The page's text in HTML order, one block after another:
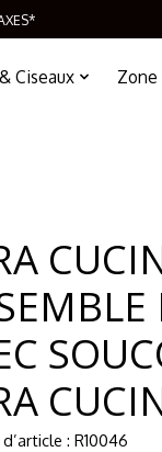
Ciseaux Zone
: R10046